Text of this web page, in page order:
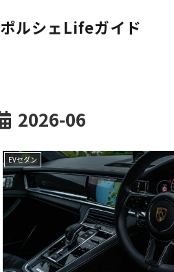
ポルシェLifeガイド
2026-06
EVセダン